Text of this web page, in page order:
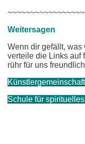
Weitersagen
Wenn dir gefällt, was
verteile die Links auf
rühr für uns
Schule für